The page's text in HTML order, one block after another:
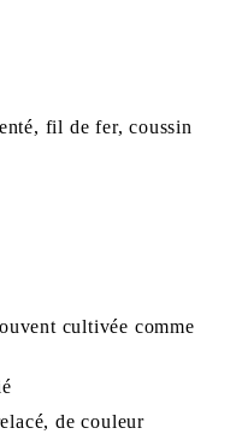
fil de fer, coussin
cultivée comme
de couleur